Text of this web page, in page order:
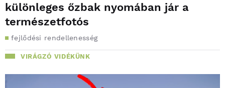
különleges őzbak nyomában jár a
természetfotós
fejlődési rendellenesség
VIRÁGZÓ VIDÉKÜNK